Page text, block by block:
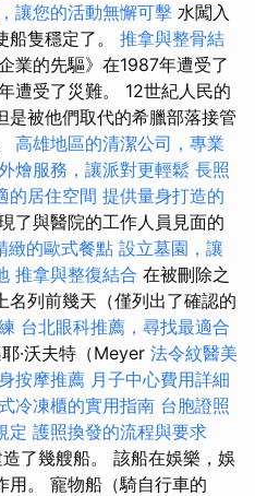
讓您的活動無懈可擊 水闖入
船隻穩定了。 推拿與整骨結
業的先驅》在1987年遭受了
遭受了災難。 12世紀人民的
是被他們取代的希臘部落接管
高雄地區的清潔公司，專業
燴服務，讓派對更輕鬆 長照
的居住空間 提供量身打造的
了與醫院的工作人員見面的
緻的歐式餐點 設立墓園，讓
推拿與整復結合 在被刪除之
名列前幾天（僅列出了確認的
台北眼科推薦，尋找最適合
·沃夫特（Meyer 法令紋醫美
按摩推薦 月子中心費用詳細
冷凍櫃的實用指南 台胞證照
定 護照換發的流程與要求
了幾艘船。 該船在娛樂，娛
用。 寵物船（騎自行車的